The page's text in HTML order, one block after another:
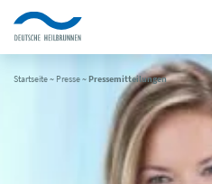
Startseite~ Presse~Pressemitteilungen